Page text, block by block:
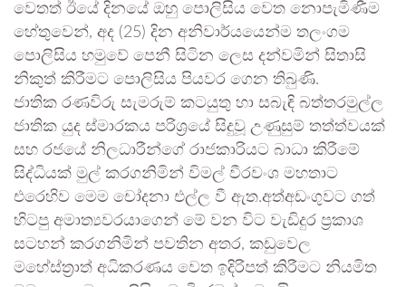
වෙතත් ඊයේ දිනයේ ඔහු පොලිසිය වෙත නොපැමිණීම
හේතුවෙන්, අද (25) දින අනිවාර්යයෙන්ම තලංගම
පොලිසිය හමුවේ පෙනී සිටින ලෙස දන්වමින් සිතාසි
නිකුත් කිරීමට පොලිසිය පියවර ගෙන තිබුණි.
ජාතික රණවිරු සැමරුම් කටයුතු හා සබැඳි බත්තරමුල්ල
ජාතික යුද ස්මාරකය පරිශ්‍රයේ සිදුවූ උණුසුම් තත්ත්වයක්
සහ රජයේ නිලධාරීන්ගේ රාජකාරියට බාධා කිරීමේ
සිද්ධියක් මුල් කරගනිමින් විමල් වීරවංශ මහතාට
එරෙහිව මෙම චෝදනා එල්ල වී ඇත.අත්අඩංගුවට ගත්
හිටපු අමාත්‍යවරයාගෙන් මේ වන විට වැඩිදුර ප්‍රකාශ
සටහන් කරගනිමින් පවතින අතර, කඩුවෙල
මහේස්ත්‍රාත් අධිකරණය වෙත ඉදිරිපත් කිරීමට නියමිත